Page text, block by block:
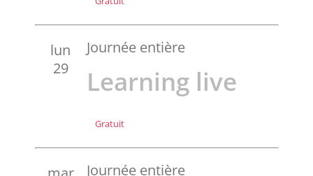
lun
29
Journée entière
Learning live
Gratuit
Journée entière